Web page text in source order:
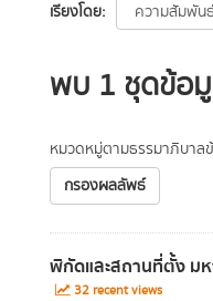
เรียงโดย
พบ 1 ชุดข้อ
หมวดหมู่ตามธรรมาภิบาล
กรองผลลัพธ์
พิกัดและสถานที่ตั้ง ม
32 recent views